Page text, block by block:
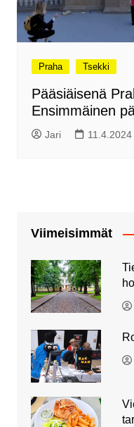
Praha Tsekki
Pääsiäisenä
Ensimmäinen
Jari 11.4.2024
Viimeisimmät